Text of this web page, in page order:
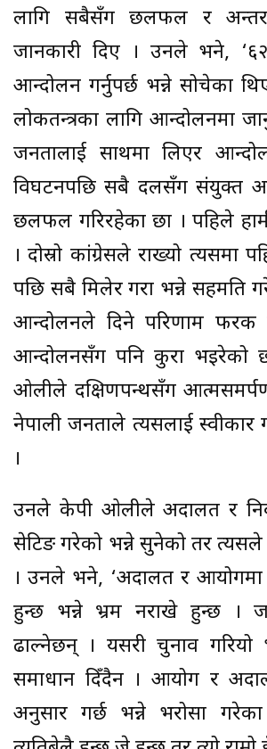
लागि सबैसँग छलफल र
जानकारी दिए । उनले भने,
आन्दोलन गर्नुपर्छ भन्ने सोचेका
लोकतन्त्रका लागि आन्दोलनमा
जनतालाई साथमा लिएर
विघटनपछि सबै दलसँग संयुक्त
छलफल गरिरहेका छौं । पहिले
। दोस्रो कांग्रेसले राख्यो त्यसमा
पछि सबै मिलेर गरौं भन्ने सहमति
आन्दोलनले दिने परिणाम फरक
आन्दोलनसँग पनि कुरा भइरेको
ओलीले दक्षिणपन्थसँग
नेपाली जनताले त्यसलाई स्वीकार
।
उनले केपी ओलीले अदालत र
सेटिङ गरेको भन्ने सुनेको तर
। उनले भने, ‘अदालत र
हुन्छ भन्ने भ्रम नराखे हुन्छ ।
ढाल्नेछन् । यसरी चुनाव
समाधान दिँदैन । आयोग र
अनुसार गर्छ भन्ने भरोसा